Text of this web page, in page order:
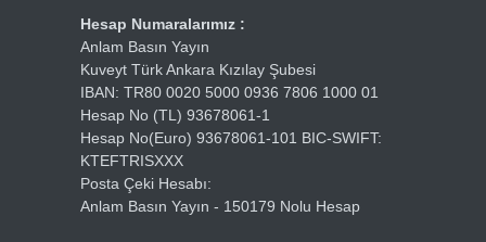
Hesap Numaralarımız :
Anlam Basın Yayın
Kuveyt Türk Ankara Kızılay Şubesi
IBAN: TR80 0020 5000 0936 7806 1000 01
Hesap No (TL) 93678061-1
Hesap No(Euro) 93678061-101 BIC-SWIFT:
KTEFTRISXXX
Posta Çeki Hesabı:
Anlam Basın Yayın - 150179 Nolu Hesap